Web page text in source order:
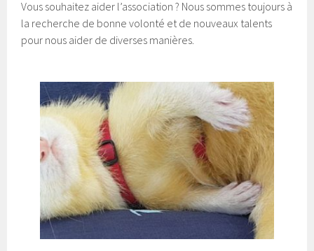
Vous souhaitez aider l’association ? Nous sommes toujours à
la recherche de bonne volonté et de nouveaux talents
pour nous aider de diverses manières.